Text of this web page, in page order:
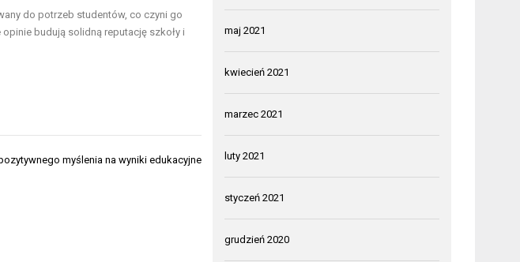
do potrzeb studentów, co czyni go
budują solidną reputację szkoły i
myślenia na wyniki edukacyjne
maj 2021
kwiecień 2021
marzec 2021
luty 2021
styczeń 2021
grudzień 2020